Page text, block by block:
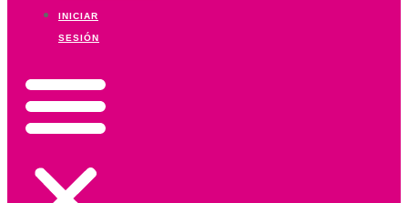
INICIAR
SESIÓN